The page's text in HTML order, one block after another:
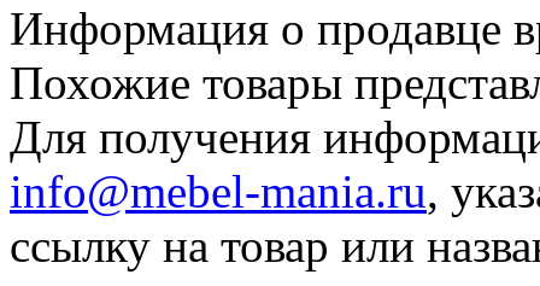
Информация о продавце
Похожие товары
Для получения
info@mebel-mania.ru,
ссылку на товар или